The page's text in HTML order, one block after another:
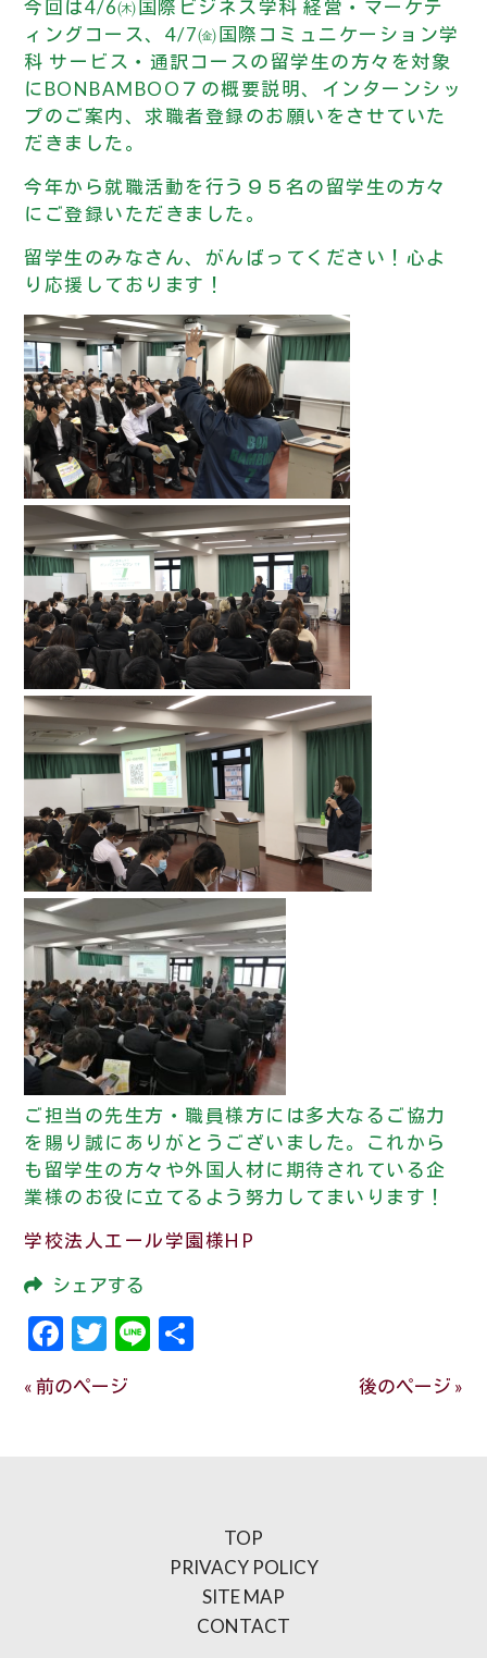
今回は4/6㈭国際ビジネス学科 経営・マーケテ
ィングコース、4/7㈮国際コミュニケーション学
科 サービス・通訳コースの留学生の方々を対象
にBONBAMBOO ７の概要説明、インターンシッ
プのご案内、求職者登録のお願いをさせていた
だきました。
今年から就職活動を行う９５名の留学生の方々
にご登録いただきました。
留学生のみなさん、がんばってください！心よ
り応援しております！
ご担当の先生方・職員様方には多大なるご協力
を賜り誠にありがとうございました。これから
も留学生の方々や外国人材に期待されている企
業様のお役に立てるよう努力してまいります！
学校法人エール学園様HP
シェアする
Facebook
Twitter
Line
« 前のページ 後のページ »
TOP
PRIVACY POLICY
SITE MAP
CONTACT